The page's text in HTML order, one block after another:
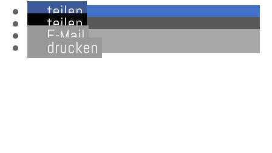
teilen
teilen
E-Mail
drucken